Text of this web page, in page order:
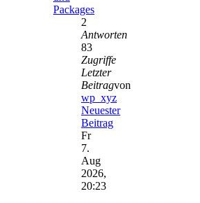
Packages
2
Antworten
83
Zugriffe
Letzter
Beitragvon
wp_xyz
Neuester
Beitrag
Fr
7.
Aug
2026,
20:23